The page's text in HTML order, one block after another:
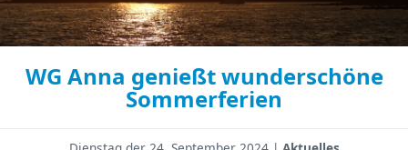
WG Anna genießt wunderschöne
Sommerferien